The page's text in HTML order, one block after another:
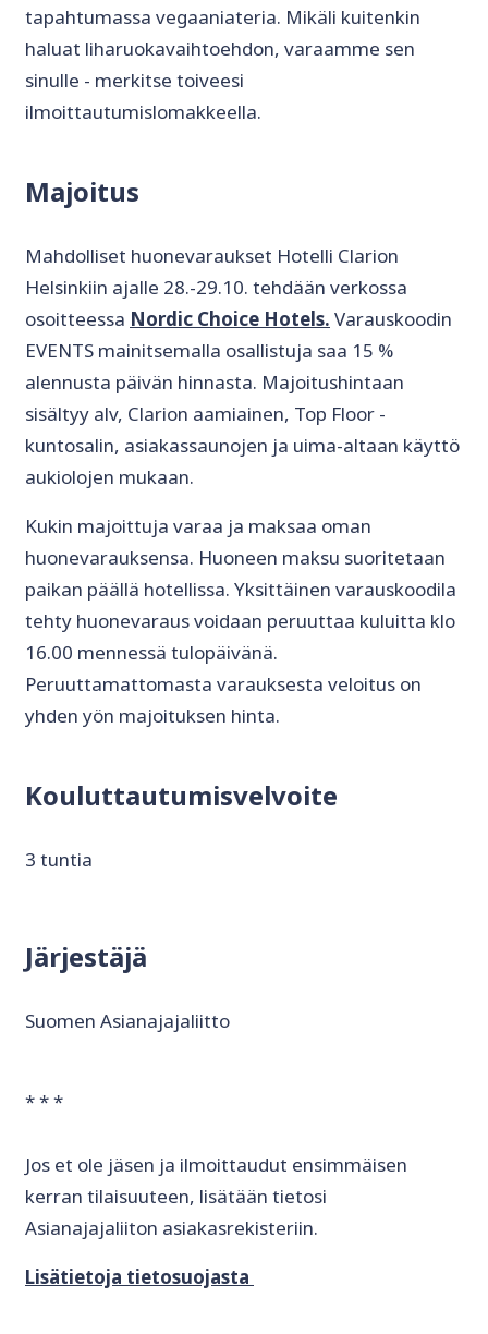
tapahtumassa vegaaniateria. Mikäli kuitenkin
haluat liharuokavaihtoehdon, varaamme sen
sinulle - merkitse toiveesi
ilmoittautumislomakkeella.
Majoitus
Mahdolliset huonevaraukset Hotelli Clarion
Helsinkiin ajalle 28.-29.10. tehdään verkossa
osoitteessa Nordic Choice Hotels. Varauskoodin
EVENTS mainitsemalla osallistuja saa 15 %
alennusta päivän hinnasta. Majoitushintaan
sisältyy alv, Clarion aamiainen, Top Floor -
kuntosalin, asiakassaunojen ja uima-altaan käyttö
aukiolojen mukaan.
Kukin majoittuja varaa ja maksaa oman
huonevarauksensa. Huoneen maksu suoritetaan
paikan päällä hotellissa. Yksittäinen varauskoodila
tehty huonevaraus voidaan peruuttaa kuluitta klo
16.00 mennessä tulopäivänä.
Peruuttamattomasta varauksesta veloitus on
yhden yön majoituksen hinta.
Kouluttautumisvelvoite
3 tuntia
Järjestäjä
Suomen Asianajajaliitto
* * *
Jos et ole jäsen ja ilmoittaudut ensimmäisen
kerran tilaisuuteen, lisätään tietosi
Asianajajaliiton asiakasrekisteriin.
Lisätietoja tietosuojasta